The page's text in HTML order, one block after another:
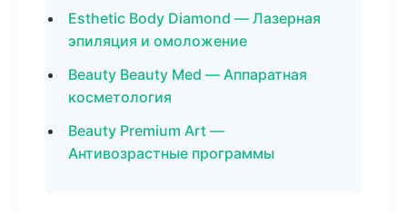
Esthetic Body Diamond — Лазерная
эпиляция и омоложение
Beauty Beauty Med — Аппаратная
косметология
Beauty Premium Art —
Антивозрастные программы